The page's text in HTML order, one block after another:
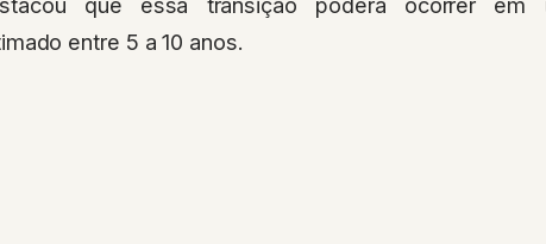
entre 5 a 10 anos.